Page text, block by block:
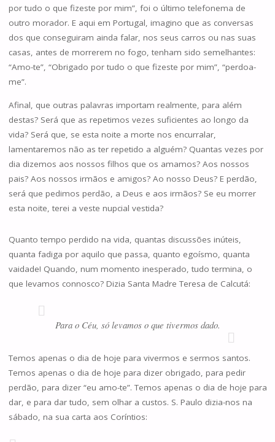
por tudo o que fizeste por mim”, foi o último telefonema de
outro morador. E aqui em Portugal, imagino que as conversas
dos que conseguiram ainda falar, nos seus carros ou nas suas
casas, antes de morrerem no fogo, tenham sido semelhantes:
“Amo-te”, “Obrigado por tudo o que fizeste por mim”, “perdoa-
me”.
Afinal, que outras palavras importam realmente, para além
destas? Será que as repetimos vezes suficientes ao longo da
vida? Será que, se esta noite a morte nos encurralar,
lamentaremos não as ter repetido a alguém? Quantas vezes por
dia dizemos aos nossos filhos que os amamos? Aos nossos
pais? Aos nossos irmãos e amigos? Ao nosso Deus? E perdão,
será que pedimos perdão, a Deus e aos irmãos? Se eu morrer
esta noite, terei a veste nupcial vestida?
Quanto tempo perdido na vida, quantas discussões inúteis,
quanta fadiga por aquilo que passa, quanto egoísmo, quanta
vaidade! Quando, num momento inesperado, tudo termina, o
que levamos connosco? Dizia Santa Madre Teresa de Calcutá:
Para o Céu, só levamos o que tivermos dado.
Temos apenas o dia de hoje para vivermos e sermos santos.
Temos apenas o dia de hoje para dizer obrigado, para pedir
perdão, para dizer “eu amo-te”. Temos apenas o dia de hoje para
dar, e para dar tudo, sem olhar a custos. S. Paulo dizia-nos na
sábado, na sua carta aos Coríntios: